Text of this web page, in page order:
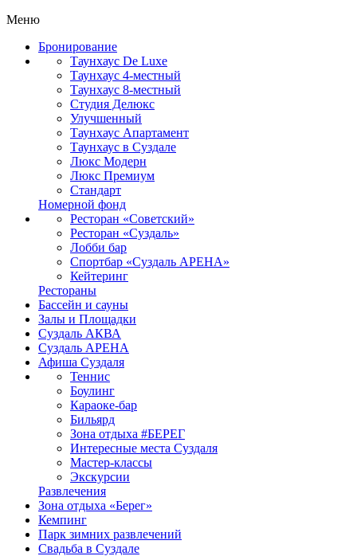
Меню
Бронирование
Таунхаус De Luxe
Таунхаус 4-местный
Таунхаус 8-местный
Студия Делюкс
Улучшенный
Таунхаус Апартамент
Таунхаус в Суздале
Люкс Модерн
Люкс Премиум
Стандарт
Номерной фонд
Ресторан «Советский»
Ресторан «Суздаль»
Лобби бар
Спортбар «Суздаль АРЕНА»
Кейтеринг
Рестораны
Бассейн и сауны
Залы и Площадки
Суздаль АКВА
Суздаль АРЕНА
Афиша Суздаля
Теннис
Боулинг
Караоке-бар
Бильярд
Зона отдыха #БЕРЕГ
Интересные места Суздаля
Мастер-классы
Экскурсии
Развлечения
Зона отдыха «Берег»
Кемпинг
Парк зимних развлечений
Свадьба в Суздале